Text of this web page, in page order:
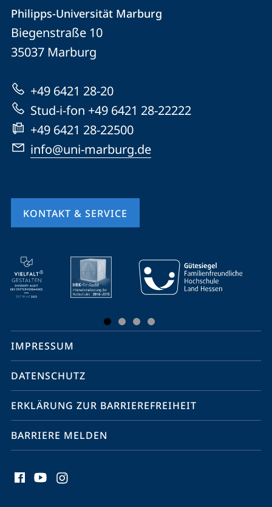
und
Informationen
zur
Website
Kontaktinformationen
Philipps-
Universität
Philipps-Universität Marburg
Biegenstraße 10
35037 Marburg
+49 6421 28-20
Stud-i-fon +49 6421 28-22222
+49 6421 28-22500
info@uni-marburg.de
KONTAKT & SERVICE
Mobile-
Service-
Navigation
Social
Media
Kontakte
IMPRESSUM
DATENSCHUTZ
ERKLÄRUNG ZUR BARRIEREFREIHEIT
BARRIERE MELDEN